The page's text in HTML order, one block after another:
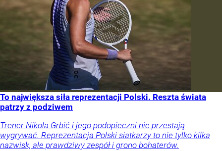
To największa siła reprezentacji Polski. Reszta świata
patrzy z podziwem
Trener Nikola Grbić i jego podopieczni nie przestają
wygrywać. Reprezentacja Polski siatkarzy to nie tylko kilka
nazwisk, ale prawdziwy zespół i grono bohaterów.